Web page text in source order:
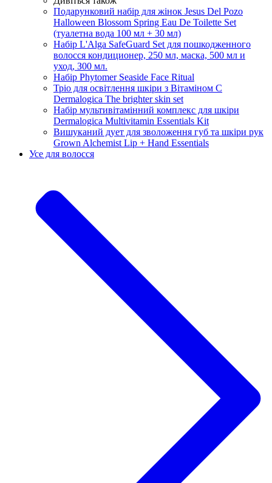
Подарунковий набір для жінок Jesus Del Pozo
Halloween Blossom Spring Eau De Toilette Set
(туалетна вода 100 мл + 30 мл)
Набір L'Alga SafeGuard Set для пошкодженного
волосся кондиционер, 250 мл, маска, 500 мл и
уход, З00 мл.
Набір Phytomer Seaside Face Ritual
Тріо для освітлення шкіри з Вітаміном С
Dermalogica The brighter skin set
Набір мультивітамінний комплекс для шкіри
Dermalogica Multivitamin Essentials Kit
Вишуканий дует для зволоження губ та шкіри рук
Grown Alchemist Lip + Hand Essentials
Усе для волосся